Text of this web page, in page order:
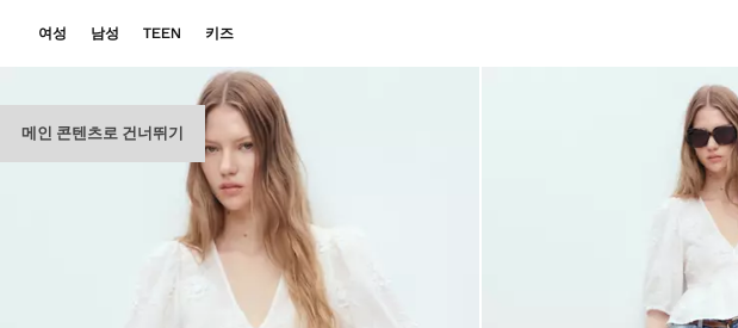
메인 콘텐츠로 건너뛰기
여성 남성 TEEN 키즈